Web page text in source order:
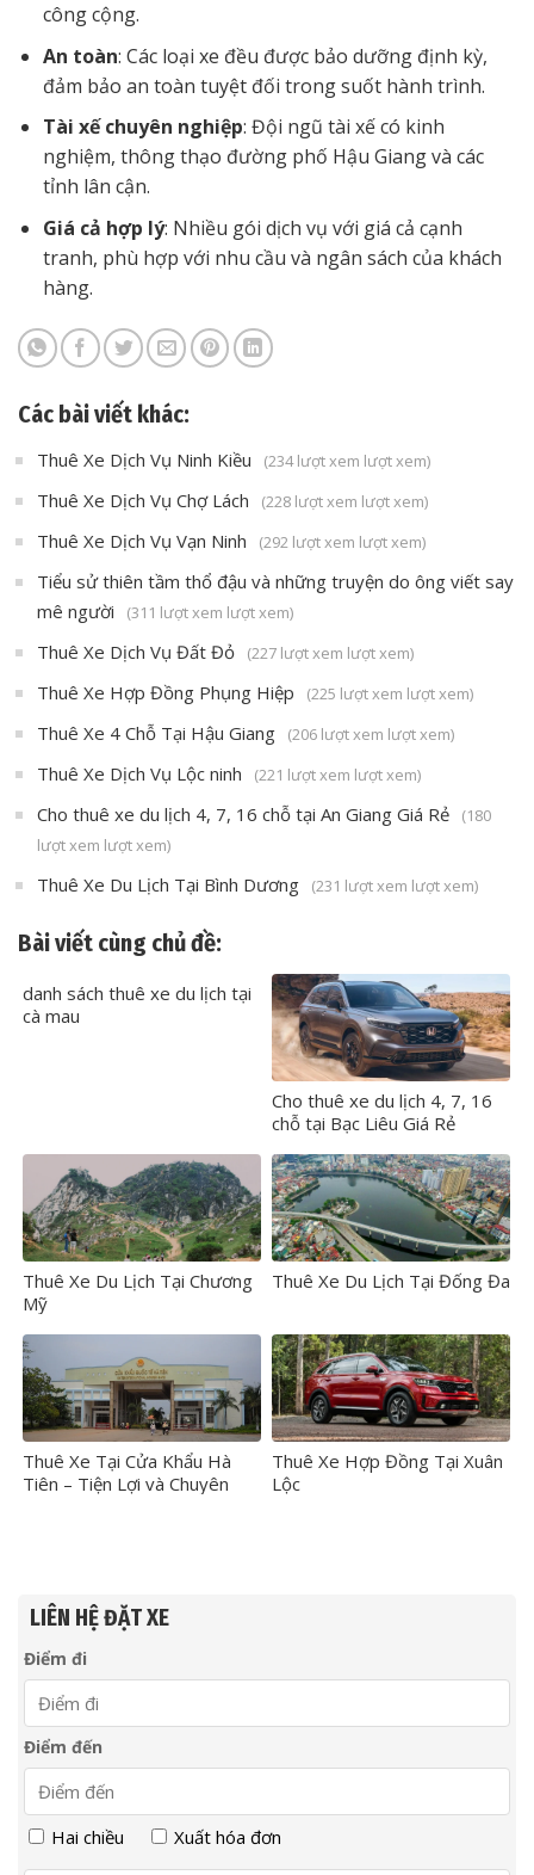
công cộng.
An toàn: Các loại xe đều được bảo dưỡng định kỳ,
đảm bảo an toàn tuyệt đối trong suốt hành trình.
Tài xế chuyên nghiệp: Đội ngũ tài xế có kinh
nghiệm, thông thạo đường phố Hậu Giang và các
tỉnh lân cận.
Giá cả hợp lý: Nhiều gói dịch vụ với giá cả cạnh
tranh, phù hợp với nhu cầu và ngân sách của khách
hàng.
Các bài viết khác:
Thuê Xe Dịch Vụ Ninh Kiều (234 lượt xem lượt xem)
Thuê Xe Dịch Vụ Chợ Lách (228 lượt xem lượt xem)
Thuê Xe Dịch Vụ Vạn Ninh (292 lượt xem lượt xem)
Tiểu sử thiên tầm thổ đậu và những truyện do ông viết say
mê người
(311 lượt xem lượt xem)
Thuê Xe Dịch Vụ Đất Đỏ (227 lượt xem lượt xem)
Thuê Xe Hợp Đồng Phụng Hiệp (225 lượt xem lượt xem)
Thuê Xe 4 Chỗ Tại Hậu Giang (206 lượt xem lượt xem)
Thuê Xe Dịch Vụ Lộc ninh (221 lượt xem lượt xem)
Cho thuê xe du lịch 4, 7, 16 chỗ tại An Giang Giá Rẻ
(180
lượt xem lượt xem)
Thuê Xe Du Lịch Tại Bình Dương (231 lượt xem lượt xem)
Bài viết cùng chủ đề:
danh sách thuê xe du lịch tại
cà mau
Cho thuê xe du lịch 4, 7, 16
chỗ tại Bạc Liêu Giá Rẻ
Thuê Xe Du Lịch Tại Chương
Mỹ
Thuê Xe Du Lịch Tại Đống Đa
Thuê Xe Tại Cửa Khẩu Hà
Tiên – Tiện Lợi và Chuyên
Thuê Xe Hợp Đồng Tại Xuân
Lộc
LIÊN HỆ ĐẶT XE
Điểm đi
Điểm đến
Hai chiều Xuất hóa đơn